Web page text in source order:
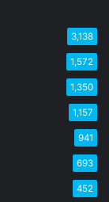
3,138
1,572
1,350
1,157
941
693
452